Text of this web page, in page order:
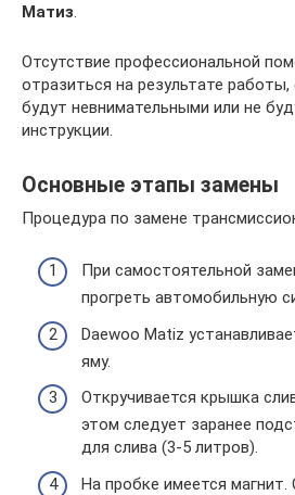
Матиз.
Отсутствие профессиональной
отразиться на результате
будут невнимательными или не
инструкции.
Основные этапы замены
Процедура по замене
При самостоятельной
прогреть автомобильную
Daewoo Matiz
яму.
Откручивается крышка
этом следует заранее
для слива (3-5 литров).
На пробке имеется магнит.